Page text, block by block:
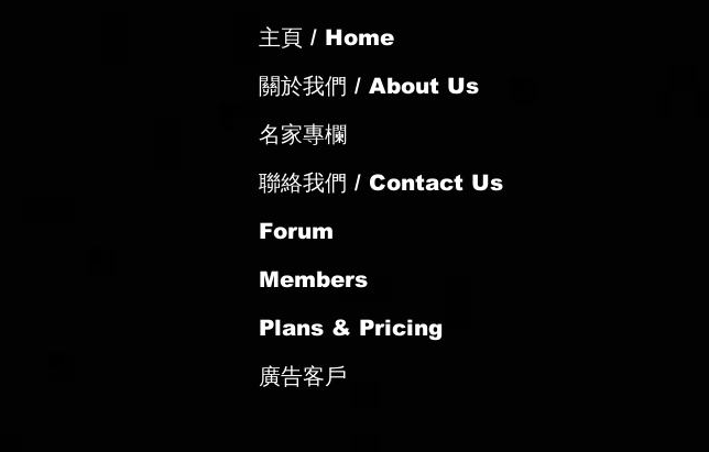
主頁 / Home
關於我們 / About Us
名家專欄
聯絡我們 / Contact Us
Forum
Members
Plans & Pricing
廣告客戶